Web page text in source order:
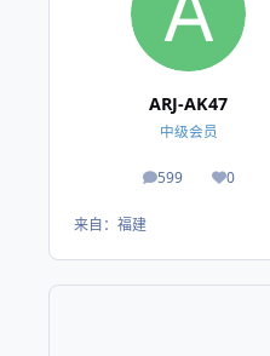
ARJ-AK47
中级会员
599
帖子 0
荣誉积分
来自： 福建